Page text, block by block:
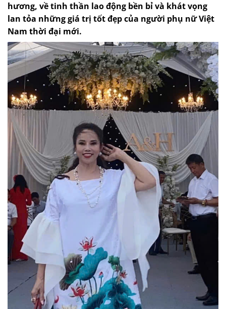
hương, về tinh thần lao động bền bỉ và khát vọng
lan tỏa những giá trị tốt đẹp của người phụ nữ Việt
Nam thời đại mới.